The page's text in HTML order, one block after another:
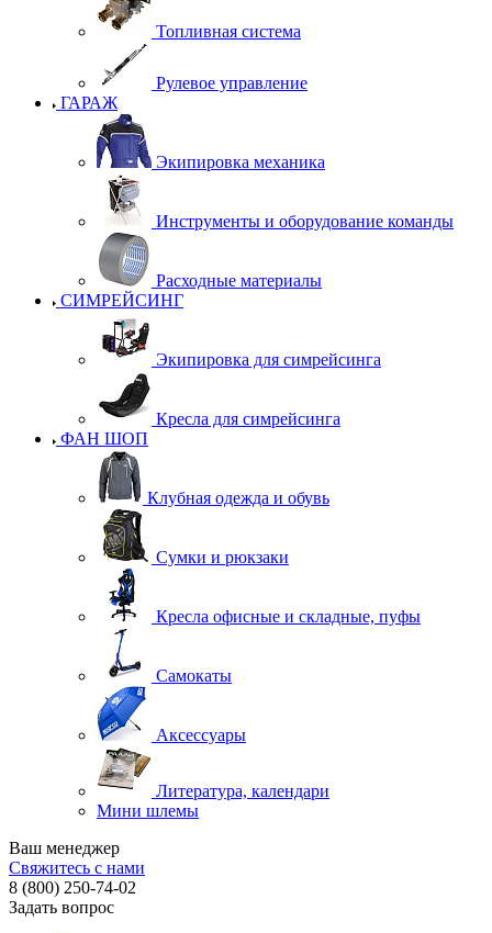
Топливная система
Рулевое управление
ГАРАЖ
Экипировка механика
Инструменты и оборудование команды
Расходные материалы
СИМРЕЙСИНГ
Экипировка для симрейсинга
Кресла для симрейсинга
ФАН ШОП
Клубная одежда и обувь
Сумки и рюкзаки
Кресла офисные и складные, пуфы
Самокаты
Аксессуары
Литература, календари
Мини шлемы
Ваш менеджер
Свяжитесь с нами
8 (800) 250-74-02
Задать вопрос